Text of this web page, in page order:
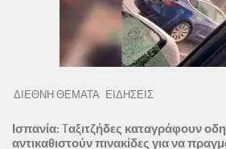
ΔΙΕΘΝΗ ΘΕΜΑΤΑ ΕΙΔΗΣΕΙΣ
Ισπανία: Tαξιτζήδες καταγράφουν
αντικαθιστούν πινακίδες για να